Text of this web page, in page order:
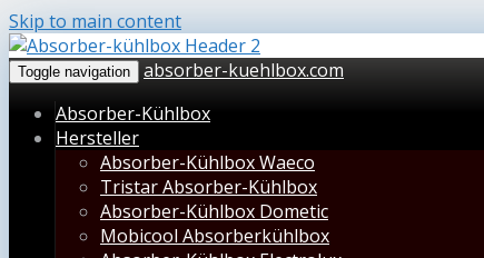
Skip to main content
Toggle navigation
absorber-kuehlbox.com
Absorber-Kühlbox
Hersteller
Absorber-Kühlbox Waeco
Tristar Absorber-Kühlbox
Absorber-Kühlbox Dometic
Mobicool Absorberkühlbox